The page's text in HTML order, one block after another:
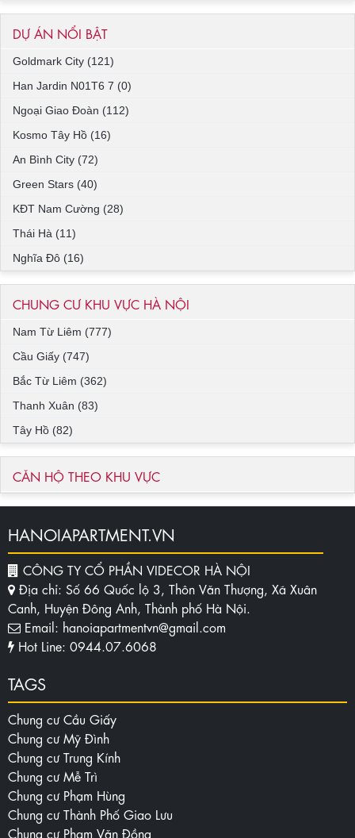
DỰ ÁN NỔI BẬT
Goldmark City (121)
Han Jardin N01T6 7 (0)
Ngoại Giao Đoàn (112)
Kosmo Tây Hồ (16)
An Bình City (72)
Green Stars (40)
KĐT Nam Cường (28)
Thái Hà (11)
Nghĩa Đô (16)
CHUNG CƯ KHU VỰC HÀ NỘI
Nam Từ Liêm (777)
Cầu Giấy (747)
Bắc Từ Liêm (362)
Thanh Xuân (83)
Tây Hồ (82)
CĂN HỘ THEO KHU VỰC
HANOIAPARTMENT.VN
CÔNG TY CỔ PHẦN VIDECOR HÀ NỘI
Địa chỉ: Số 66 Quốc lộ 3, Thôn Văn Thượng, Xã Xuân
Canh, Huyện Đông Anh, Thành phố Hà Nội.
Email: hanoiapartmentvn@gmail.com
Hot Line: 0944.07.6068
TAGS
Chung cư Cầu Giấy
Chung cư Mỹ Đình
Chung cư Trung Kính
Chung cư Mễ Trì
Chung cư Phạm Hùng
Chung cư Thành Phố Giao Lưu
Chung cư Phạm Văn Đồng